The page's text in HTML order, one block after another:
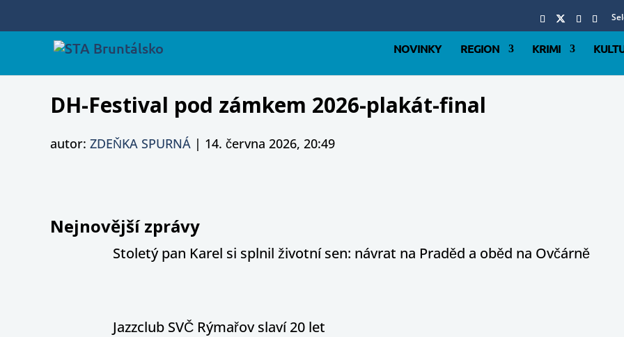
NOVINKY REGION KRIMI
DH-Festival pod zámkem 2026-plakát-final
autor: ZDEŇKA SPURNÁ | 14. června 2026, 20:49
Nejnovější zprávy
Stoletý pan Karel si splnil životní sen: návrat na Praděd a oběd na Ovčárně
Jazzclub SVČ Rýmařov slaví 20 let